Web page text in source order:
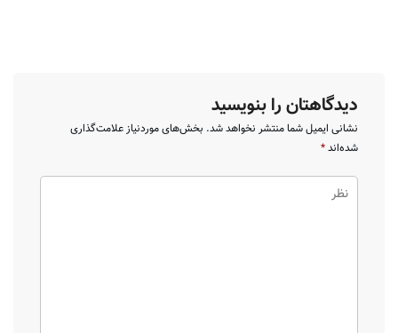
دیدگاهتان را بنویسید
نشانی ایمیل شما منتشر نخواهد شد. بخش‌های موردنیاز علامت‌گذاری
شده‌اند*